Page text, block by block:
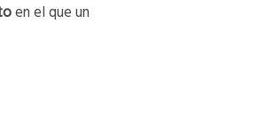
en el que un